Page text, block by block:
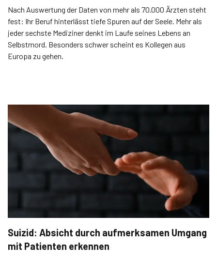
Nach Auswertung der Daten von mehr als 70.000 Ärzten steht
fest: Ihr Beruf hinterlässt tiefe Spuren auf der Seele. Mehr als
jeder sechste Mediziner denkt im Laufe seines Lebens an
Selbstmord. Besonders schwer scheint es Kollegen aus
Europa zu gehen.
Suizid: Absicht durch aufmerksamen Umgang
mit Patienten erkennen